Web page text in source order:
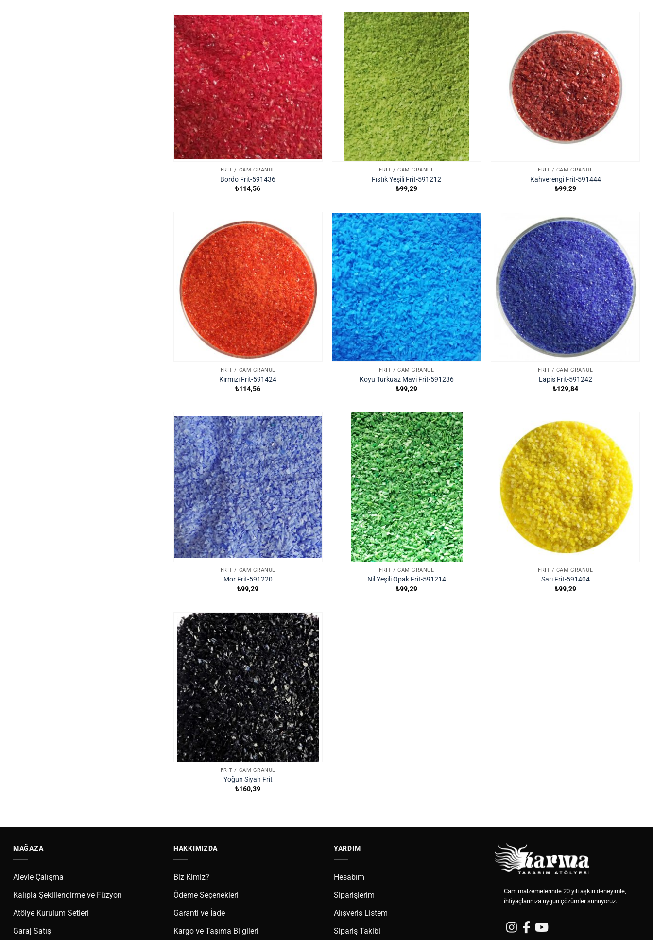
FRIT / CAM GRANÜL
Bordo Frit-591436
₺114,56
FRIT / CAM GRANÜL
Fıstık Yeşili Frit-591212
₺99,29
FRIT / CAM GRANÜL
Kahverengi Frit-591444
₺99,29
FRIT / CAM GRANÜL
Kırmızı Frit-591424
₺114,56
FRIT / CAM GRANÜL
Koyu Turkuaz Mavi Frit-591236
₺99,29
FRIT / CAM GRANÜL
Lapis Frit-591242
₺129,84
FRIT / CAM GRANÜL
Mor Frit-591220
₺99,29
FRIT / CAM GRANÜL
Nil Yeşili Opak Frit-591214
₺99,29
FRIT / CAM GRANÜL
Sarı Frit-591404
₺99,29
FRIT / CAM GRANÜL
Yoğun Siyah Frit
₺160,39
MAĞAZA
Alevle Çalışma
Kalıpla Şekillendirme ve Füzyon
Atölye Kurulum Setleri
Garaj Satışı
HAKKIMIZDA
Biz Kimiz?
Ödeme Seçenekleri
Garanti ve İade
Kargo ve Taşıma Bilgileri
YARDIM
Hesabım
Siparişlerim
Alışveriş Listem
Sipariş Takibi
Cam malzemelerinde 20 yılı aşkın deneyimle,
ihtiyaçlarınıza uygun çözümler sunuyoruz.